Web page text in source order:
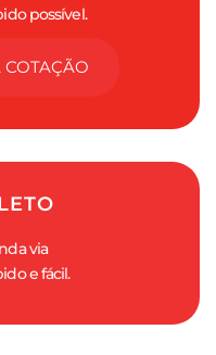
possível.
via
e fácil.